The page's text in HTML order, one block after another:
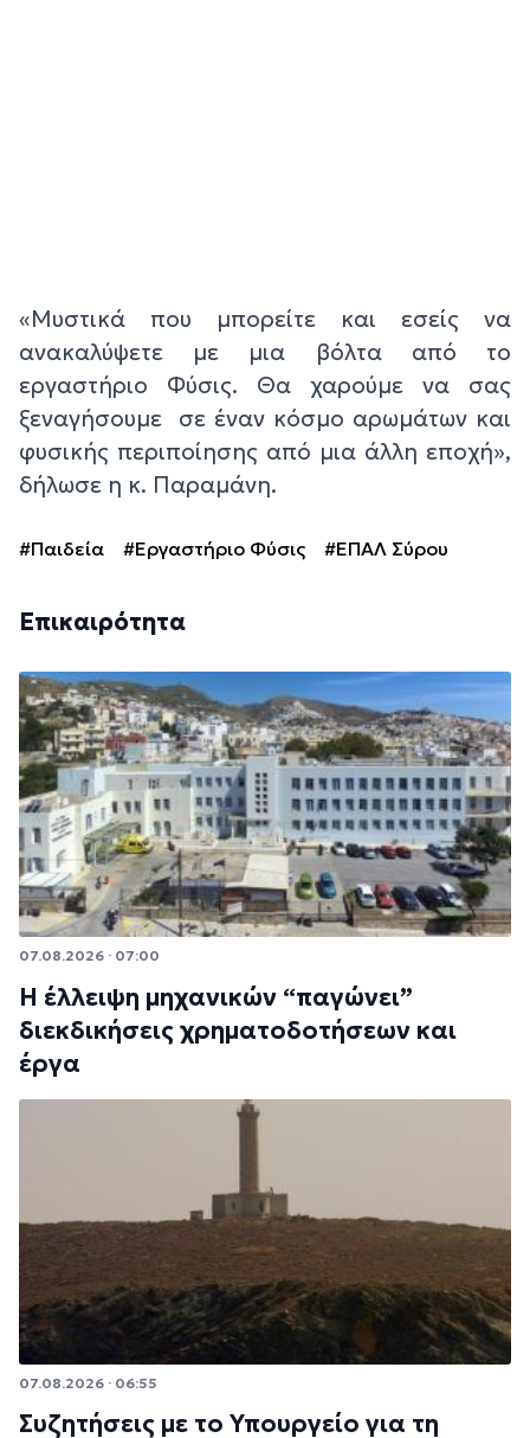
«Μυστικά που μπορείτε και εσείς να
ανακαλύψετε με μια βόλτα από το
εργαστήριο Φύσις. Θα χαρούμε να σας
ξεναγήσουμε σε έναν κόσμο αρωμάτων και
φυσικής περιποίησης από μια άλλη εποχή»,
δήλωσε η κ. Παραμάνη.
#Παιδεία #Εργαστήριο Φύσις #ΕΠΑΛ Σύρου
Επικαιρότητα
07.08.2026 · 07:00
Η έλλειψη μηχανικών “παγώνει”
διεκδικήσεις χρηματοδοτήσεων και
έργα
07.08.2026 · 06:55
Συζητήσεις με το Υπουργείο για τη